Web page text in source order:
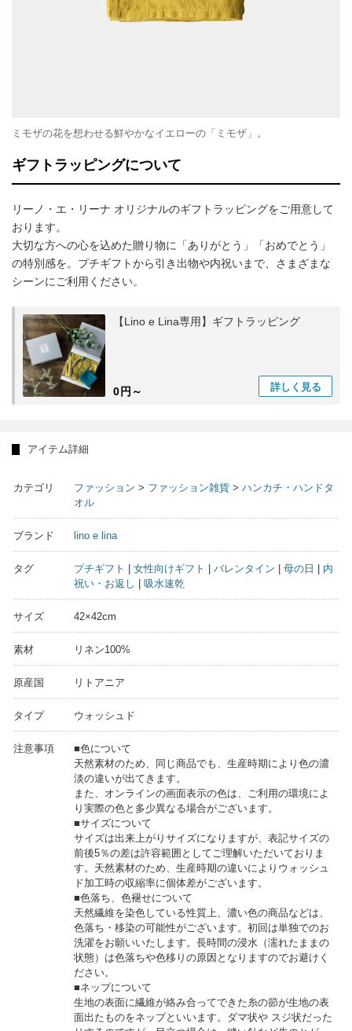
ミモザの花を想わせる鮮やかなイエローの「ミモザ」。
ギフトラッピングについて
リーノ・エ・リーナ オリジナルのギフトラッピングをご用意して
おります。
大切な方への心を込めた贈り物に「ありがとう」「おめでとう」
の特別感を。プチギフトから引き出物や内祝いまで、さまざまな
シーンにご利用ください。
【Lino e Lina専用】ギフトラッピング
0円～ 詳しく 見る
アイテム詳細
カテゴリ ファッション > ファッション雑貨 > ハンカチ・ハンドタ
オル
ブランド lino e lina
タグ プチギフト 女性向けギフト バレンタイン 母の日
内
祝い・お返し
吸水速乾
サイズ 42×42cm
素材 リネン100%
原産国 リトアニア
タイプ ウォッシュド
注意事項
■色について
天然素材のため、同じ商品でも、生産時期により色の濃
淡の違いが出てきます。
また、オンラインの画面表示の色は、ご利用の環境によ
り実際の色と多少異なる場合がございます。
■サイズについて
サイズは出来上がりサイズになりますが、表記サイズの
前後5％の差は許容範囲としてご理解いただいておりま
す。天然素材のため、生産時期の違いによりウォッシュ
ド加工時の収縮率に個体差がございます。
■色落ち、色褪せについて
天然繊維を染色している性質上、濃い色の商品などは、
色落ち・移染の可能性がございます。初回は単独でのお
洗濯をお願いいたします。長時間の浸水（濡れたままの
状態）は色落ちや色移りの原因となりますのでお避けく
ださい。
■ネップについて
⽣地の表⾯に繊維が絡み合ってできた⽷の節が⽣地の表
⾯出たものをネップといいます。ダマ状や スジ状だった